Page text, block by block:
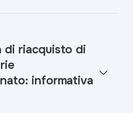
di riacquisto di
informativa